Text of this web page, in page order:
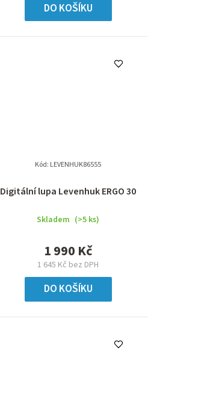
DO KOŠÍKU
Digitální lupa Levenhuk ERGO 30
Skladem (>5 ks)
1 645 Kč bez DPH
1 990 Kč
DO KOŠÍKU
Kód: LEVENHUK86555